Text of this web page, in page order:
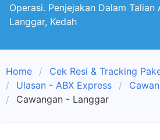
Operasi. Penjejakan Dalam Talian
Langgar, Kedah
Home
Cek Resi & Tracking
Ulasan - ABX Express
Cawangan - Langgar